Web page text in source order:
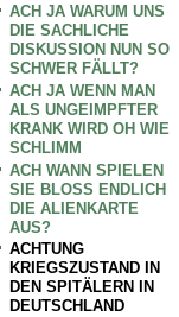
ACH JA WARUM UNS
DIE SACHLICHE
DISKUSSION NUN SO
SCHWER FÄLLT?
ACH JA WENN MAN
ALS UNGEIMPFTER
KRANK WIRD OH WIE
SCHLIMM
ACH WANN SPIELEN
SIE BLOSS ENDLICH
DIE ALIENKARTE
AUS?
ACHTUNG
KRIEGSZUSTAND IN
DEN SPITÄLERN IN
DEUTSCHLAND